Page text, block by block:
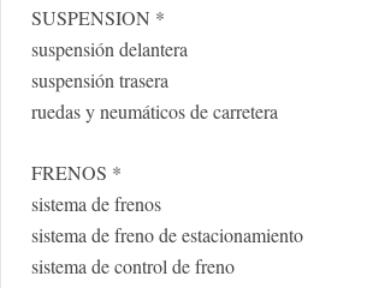
SUSPENSION *
suspensión delantera
suspensión trasera
ruedas y neumáticos de carretera
FRENOS *
sistema de frenos
sistema de freno de estacionamiento
sistema de control de freno